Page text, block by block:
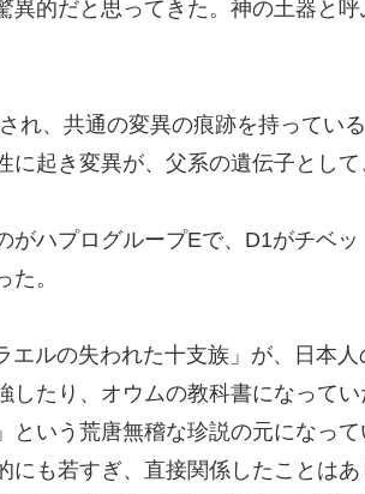
異的だと思ってきた。神の土器と呼
れ、共通の変異の痕跡を持っている
起き変異が、父系の遺伝子として
がハプログループEで、D1がチベッ
。
エルの失われた十支族」が、日本人
したり、オウムの教科書になってい
という荒唐無稽な珍説の元になって
も若すぎ、直接関係したことはあ